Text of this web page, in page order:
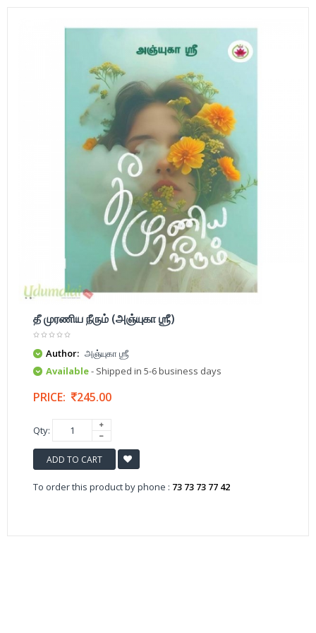
தீ முரணிய நீரும் (அஞ்யுகா ஶ்ரீ)
Author: அஞ்யுகா ஶ்ரீ
Available- Shipped in 5-6 business days
PRICE: 245.00
Qty:
ADD TO CART
To order this product by phone : 73 73 73 77 42